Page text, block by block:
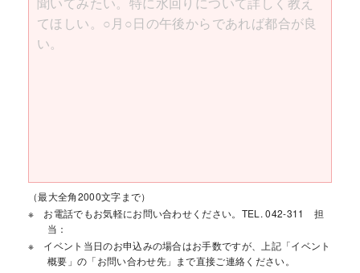
（最大全角2000文字まで）
お電話でもお気軽にお問い合わせください。TEL. 042-311 担
当：
イベント当日のお申込みの場合はお手数ですが、上記「イベント
概要」の「お問い合わせ先」まで直接ご連絡ください。